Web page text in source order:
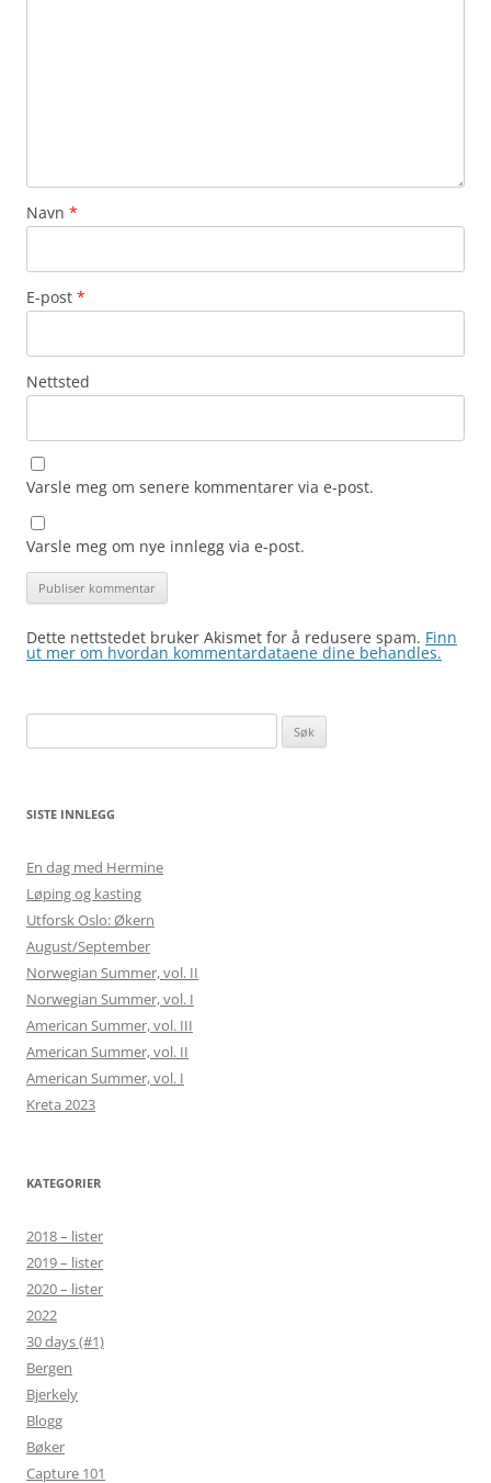
Navn *
E-post *
Nettsted
Varsle meg om senere kommentarer via e-post.
Varsle meg om nye innlegg via e-post.
Dette nettstedet bruker Akismet for å redusere spam. Finn
ut mer om hvordan kommentardataene dine behandles.
etter:
SISTE INNLEGG
En dag med Hermine
Løping og kasting
Utforsk Oslo: Økern
August/September
Norwegian Summer, vol. II
Norwegian Summer, vol. I
American Summer, vol. III
American Summer, vol. II
American Summer, vol. I
Kreta 2023
KATEGORIER
2018 – lister
2019 – lister
2020 – lister
2022
30 days (#1)
Bergen
Bjerkely
Blogg
Bøker
Capture 101